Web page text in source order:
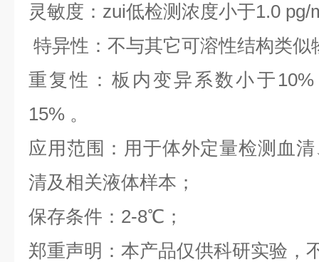
灵敏度：zui低检测浓度小于1.0 pg/
特异性：不与其它可溶性结构类似
重复性：板内变异系数小于
15% 。
应用范围：用于体外定量检测血
清及相关液体样本；
保存条件：2-8℃；
郑重声明：本产品仅供科研实验，